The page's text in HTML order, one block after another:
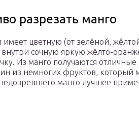
разрезать манго
цветную (от зелёной,
сочную яркую жёлто-
Из манго получаются
из немногих фруктов, который
манго лучшее